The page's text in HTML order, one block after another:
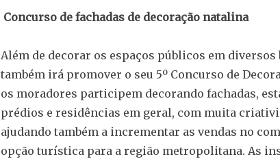
Concurso de fachadas de decoração natalina
Além de decorar os espaços públicos em
também irá promover o seu 5º Concurso de
os moradores participem decorando fachadas,
prédios e residências em geral, com muita
ajudando também a incrementar as vendas no
opção turística para a região metropolitana. As